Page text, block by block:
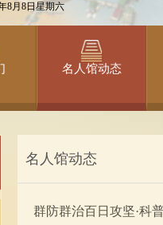
8月8日星期六
名人馆动态
名人馆动态
群防群治百日攻坚·科